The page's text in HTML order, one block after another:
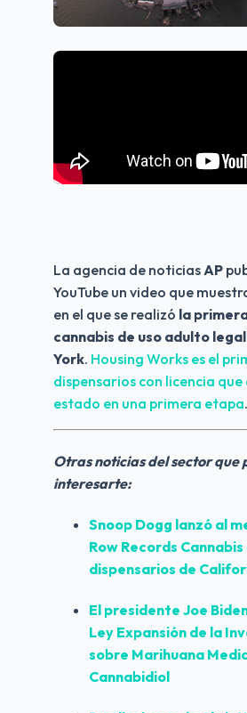
La agencia de noticias AP
YouTube un video que
en el que se realizó la
cannabis de uso adulto
York. Housing Works es el
dispensarios con licencia que
estado en una primera etapa.
Otras noticias del sector que
interesarte:
Snoop Dogg lanzó al
Row Records Cannabis
dispensarios de
El presidente Joe
Ley Expansión de la
sobre Marihuana
Cannabidiol